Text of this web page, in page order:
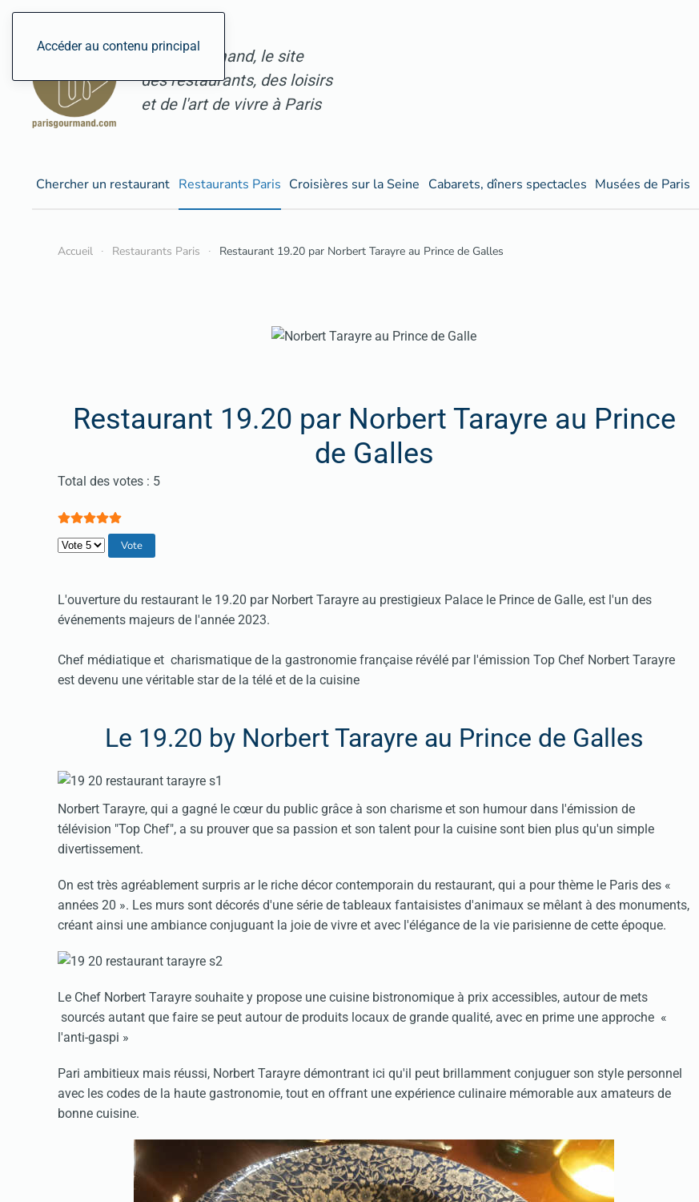
Accéder au contenu principal
ParisGourmand, le site
des restaurants, des loisirs
et de l'art de vivre à Paris
Chercher un restaurant Restaurants Paris Croisières sur la Seine Cabarets, dîners spectacles Musées de Paris
Accueil Restaurants Paris Restaurant 19.20 par Norbert Tarayre au Prince de Galles
Restaurant 19.20 par Norbert Tarayre au Prince
de Galles
Vote utilisateur:5/
Total des votes : 5
Veuillez voter
L'ouverture du restaurant le 19.20 par Norbert Tarayre au prestigieux Palace le Prince de Galle, est l'un des
événements majeurs de l'année 2023.
Chef médiatique et charismatique de la gastronomie française révélé par l'émission Top Chef Norbert Tarayre
est devenu une véritable star de la télé et de la cuisine
Le 19.20 by Norbert Tarayre au Prince de Galles
Norbert Tarayre, qui a gagné le cœur du public grâce à son charisme et son humour dans l'émission de
télévision "Top Chef", a su prouver que sa passion et son talent pour la cuisine sont bien plus qu'un simple
divertissement.
On est très agréablement surpris ar le riche décor contemporain du restaurant, qui a pour thème le Paris des «
années 20 ». Les murs sont décorés d'une série de tableaux fantaisistes d'animaux se mêlant à des monuments,
créant ainsi une ambiance conjuguant la joie de vivre et avec l'élégance de la vie parisienne de cette époque.
Le Chef Norbert Tarayre souhaite y propose une cuisine bistronomique à prix accessibles, autour de mets
sourcés autant que faire se peut autour de produits locaux de grande qualité, avec en prime une approche «
l'anti-gaspi »
Pari ambitieux mais réussi, Norbert Tarayre démontrant ici qu'il peut brillamment conjuguer son style personnel
avec les codes de la haute gastronomie, tout en offrant une expérience culinaire mémorable aux amateurs de
bonne cuisine.